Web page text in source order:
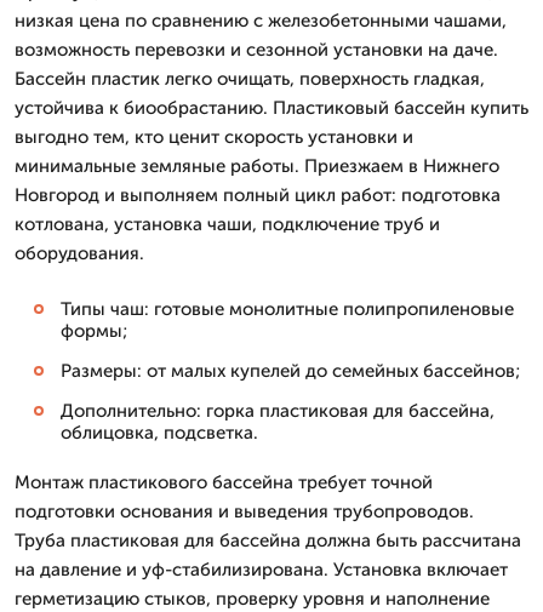
низкая цена по сравнению с железобетонными чашами,
возможность перевозки и сезонной установки на даче.
Бассейн пластик легко очищать, поверхность гладкая,
устойчива к биообрастанию. Пластиковый бассейн купить
выгодно тем, кто ценит скорость установки и
минимальные земляные работы. Приезжаем в Нижнего
Новгород и выполняем полный цикл работ: подготовка
котлована, установка чаши, подключение труб и
оборудования.
Типы чаш: готовые монолитные полипропиленовые
формы;
Размеры: от малых купелей до семейных бассейнов;
Дополнительно: горка пластиковая для бассейна,
облицовка, подсветка.
Монтаж пластикового бассейна требует точной
подготовки основания и выведения трубопроводов.
Труба пластиковая для бассейна должна быть рассчитана
на давление и уф-стабилизирована. Установка включает
герметизацию стыков, проверку уровня и наполнение